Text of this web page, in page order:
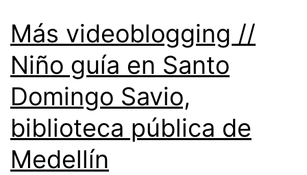
Más videoblogging //
Niño guía en Santo
Domingo Savio,
biblioteca pública de
Medellín